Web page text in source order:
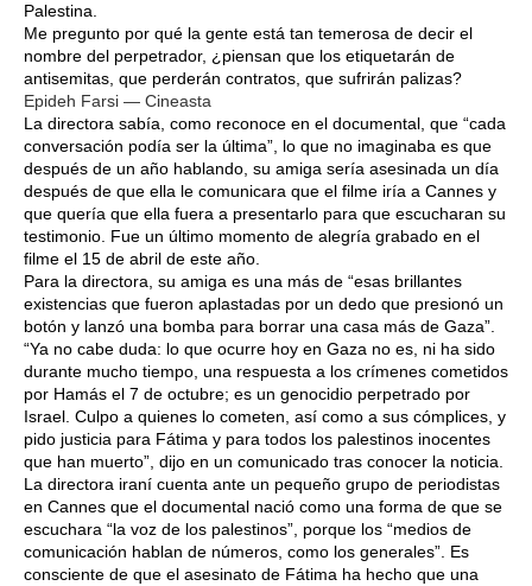
Palestina.
Me pregunto por qué la gente está tan temerosa de decir el
nombre del perpetrador, ¿piensan que los etiquetarán de
antisemitas, que perderán contratos, que sufrirán palizas?
Epideh Farsi — Cineasta
La directora sabía, como reconoce en el documental, que “cada
conversación podía ser la última”, lo que no imaginaba es que
después de un año hablando, su amiga sería asesinada un día
después de que ella le comunicara que el filme iría a Cannes y
que quería que ella fuera a presentarlo para que escucharan su
testimonio. Fue un último momento de alegría grabado en el
filme el 15 de abril de este año.
Para la directora, su amiga es una más de “esas brillantes
existencias que fueron aplastadas por un dedo que presionó un
botón y lanzó una bomba para borrar una casa más de Gaza”.
“Ya no cabe duda: lo que ocurre hoy en Gaza no es, ni ha sido
durante mucho tiempo, una respuesta a los crímenes cometidos
por Hamás el 7 de octubre; es un genocidio perpetrado por
Israel. Culpo a quienes lo cometen, así como a sus cómplices, y
pido justicia para Fátima y para todos los palestinos inocentes
que han muerto”, dijo en un comunicado tras conocer la noticia.
La directora iraní cuenta ante un pequeño grupo de periodistas
en Cannes que el documental nació como una forma de que se
escuchara “la voz de los palestinos”, porque los “medios de
comunicación hablan de números, como los generales”. Es
consciente de que el asesinato de Fátima ha hecho que una